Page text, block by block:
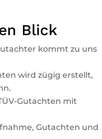
Blick
kommt zu uns
wird zügig erstellt,
Gutachten mit
Gutachten und